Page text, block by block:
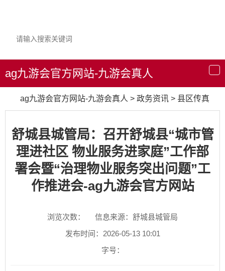
导
航
ag九游会官方网站-九游会真人
ag九游会官方网站-九游会真人 > 政务资讯 > 县区传真
舒城县城管局：召开舒城县“城市管
理进社区 物业服务进家庭”工作部
署会暨“治理物业服务突出问题”工
作推进会-ag九游会官方网站
浏览次数：
信息来源：舒城县城管局
发布时间：2026-05-13 10:01
字号：